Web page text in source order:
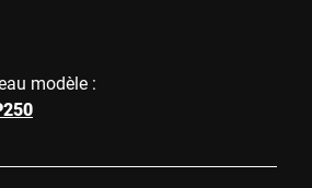
modèle :